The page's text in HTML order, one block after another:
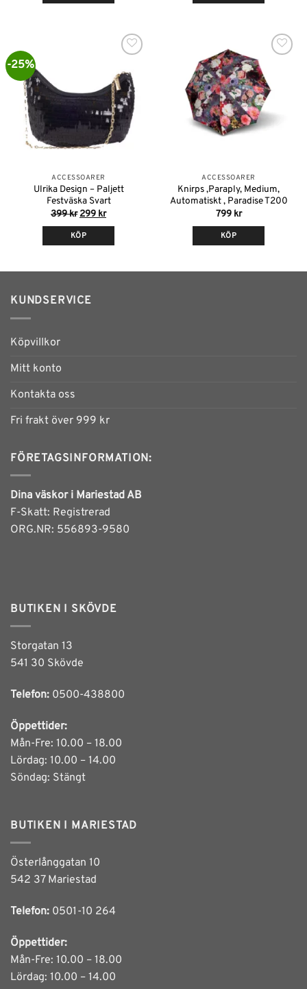
produkten
varianter.
De
olika
alternativen
produktsidan
-25%
önskelistan
ACCESSOARER
Ulrika Design – Paljett
Festväska Svart
399kr Det
priset
var:
399 kr.
299 krDet
299 kr.
KÖP
Lägg till i
önskelistan
ACCESSOARER
Knirps ,Paraply, Medium,
Automatiskt , Paradise T200
799 kr
KÖP
KUNDSERVICE
Köpvillkor
Mitt konto
Kontakta oss
Fri frakt över 999 kr
FÖRETAGSINFORMATION:
Dina väskor i Mariestad AB
F-Skatt: Registrerad
ORG.NR: 556893-9580
BUTIKEN I SKÖVDE
Storgatan 13
541 30 Skövde
Telefon: 0500-438800
Öppettider:
Mån-Fre: 10.00 – 18.00
Lördag: 10.00 – 14.00
Söndag: Stängt
BUTIKEN I MARIESTAD
Österlånggatan 10
542 37 Mariestad
Telefon: 0501-10 264
Öppettider:
Mån-Fre: 10.00 – 18.00
Lördag: 10.00 – 14.00